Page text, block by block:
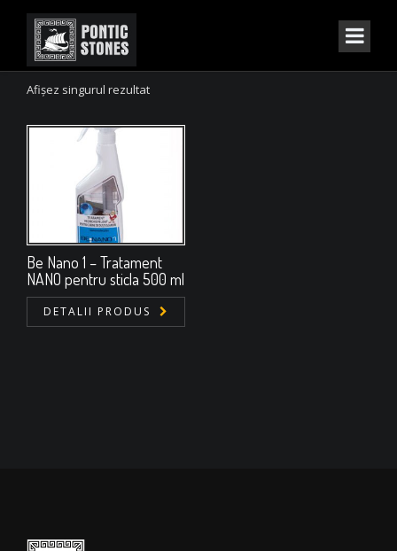
Afișez singurul rezultat
Be Nano 1 – Tratament
NANO pentru sticla 500 ml
DETALII PRODUS